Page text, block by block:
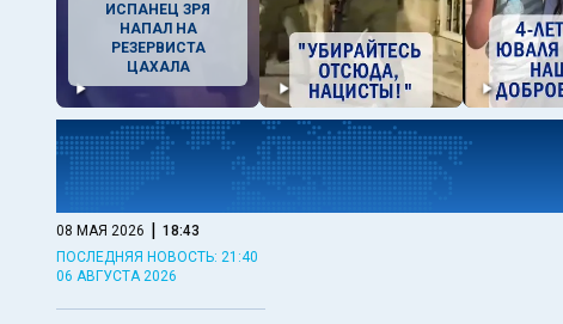
ИСПАНЕЦ ЗРЯ
НАПАЛ НА
РЕЗЕРВИСТА
ЦАХАЛА
08 МАЯ 2026 | 18:43
ПОСЛЕДНЯЯ НОВОСТЬ: 21:40
06 АВГУСТА 2026